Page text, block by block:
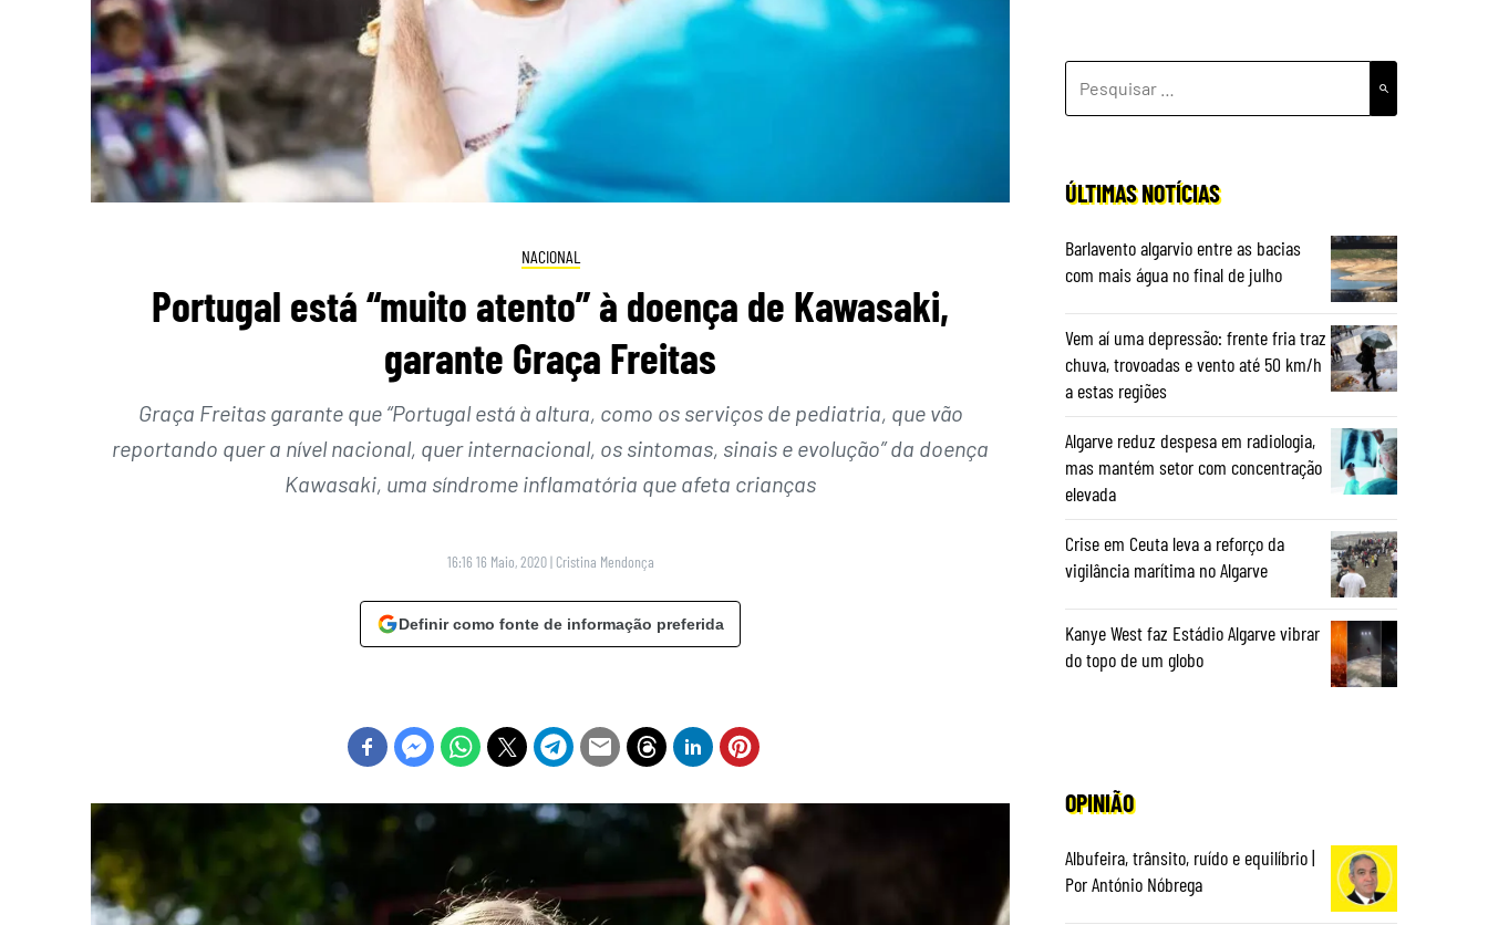
NACIONAL
Portugal está “muito atento” à doença de Kawasaki,
garante Graça Freitas
Graça Freitas garante que “Portugal está à altura, como os serviços de pediatria, que vão
reportando quer a nível nacional, quer internacional, os sintomas, sinais e evolução” da doença
Kawasaki, uma síndrome inflamatória que afeta crianças
16:16 16 Maio, 2020 | Cristina Mendonça
Definir como fonte de informação preferida
POR:
ÚLTIMAS NOTÍCIAS
Barlavento algarvio entre as bacias
com mais água no final de julho
Vem aí uma depressão: frente fria traz
chuva, trovoadas e vento até 50 km/h
a estas regiões
Algarve reduz despesa em radiologia,
mas mantém setor com concentração
elevada
Crise em Ceuta leva a reforço da
vigilância marítima no Algarve
Kanye West faz Estádio Algarve vibrar
do topo de um globo
OPINIÃO
Albufeira, trânsito, ruído e equilíbrio |
Por António Nóbrega